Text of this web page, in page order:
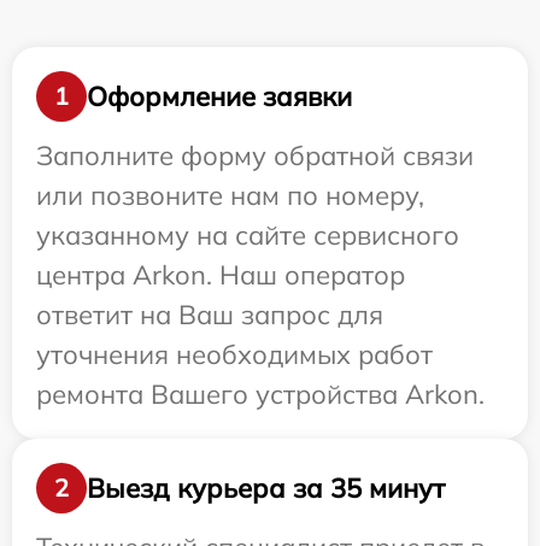
1
Оформление заявки
Заполните форму обратной связи
или позвоните нам по номеру,
указанному на сайте сервисного
центра Arkon. Наш оператор
ответит на Ваш запрос для
уточнения необходимых работ
ремонта Вашего устройства Arkon.
2
Выезд курьера за 35 минут